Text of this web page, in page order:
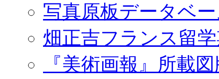
写真原板データベ
畑正吉フランス留
『美術画報』所載